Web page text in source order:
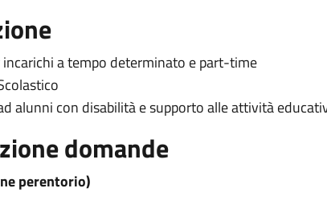
a tempo determinato e part-time
alunni con disabilità e supporto alle attività
domande
perentorio)